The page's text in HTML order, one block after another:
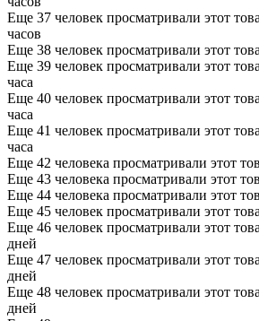
Еще 37 человек просматривали этот
часов
Еще 38 человек просматривали этот
Еще 39 человек просматривали этот
часа
Еще 40 человек просматривали этот
часа
Еще 41 человек просматривали этот
часа
Еще 42 человека просматривали этот
Еще 43 человека просматривали этот
Еще 44 человека просматривали этот
Еще 45 человек просматривали этот
Еще 46 человек просматривали этот
дней
Еще 47 человек просматривали этот
дней
Еще 48 человек просматривали этот
дней